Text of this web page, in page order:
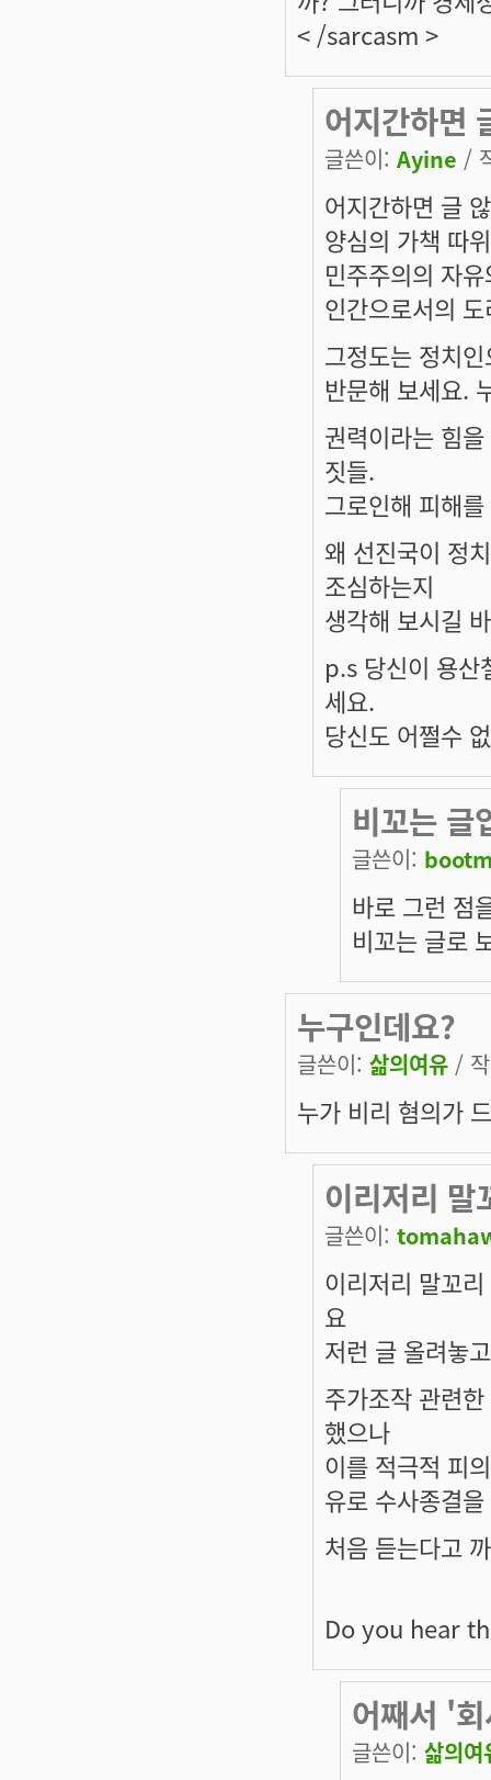
< /sarcasm >
어지간하면
글쓴이: Ayine /
어지간하면 글
양심의 가책 따
민주주의의 자
인간으로서의
그정도는 정치
반문해 보세요.
권력이라는 힘
짓들.
그로인해 피해
왜 선진국이 정
조심하는지
생각해 보시길
p.s 당신이 용산
세요.
당신도 어쩔수
비꼬는 글
글쓴이:
바로 그런 점
비꼬는 글로
누구인데요?
글쓴이: 삶의여유 /
누가 비리 혐의가
이리저리 말
글쓴이:
이리저리 말꼬
요
저런 글 올려놓
주가조작 관련
했으나
이를 적극적 피
유로 수사종결
처음 듣는다고
Do you hear
어째서 '
글쓴이: 삶의여